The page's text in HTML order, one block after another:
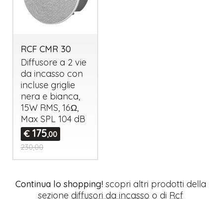
RCF CMR 30
Diffusore a 2 vie
da incasso con
incluse griglie
nera e bianca,
15W RMS, 16Ω,
Max SPL104 dB
€ 175,00
230,00
Continua lo shopping!scopri altri prodotti della
sezione diffusori da incasso o di Rcf